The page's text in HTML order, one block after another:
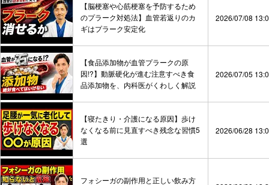
【脳梗塞や心筋梗塞を予防するため
のプラーク対処法】血管若返りのカ
ギはプラーク安定化
2026/07/08
【食品添加物が血管プラークの原
因!?】動脈硬化が進む注意すべき食
品添加物を、内科医がくわしく解説
2026/07/05
【寝たきり・介護になる原因】歩け
なくなる前に見直すべき残念な習慣5
選
2026/06/28
フォシーガの副作用と正しい飲み方